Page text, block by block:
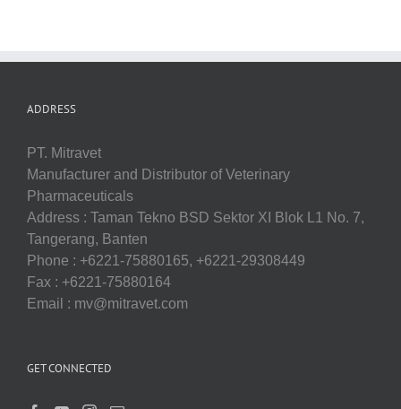
ADDRESS
PT. Mitravet
Manufacturer and Distributor of Veterinary
Pharmaceuticals
Address : Taman Tekno BSD Sektor XI Blok L1 No. 7,
Tangerang, Banten
Phone : +6221-75880165, +6221-29308449
Fax : +6221-75880164
Email : mv@mitravet.com
GET CONNECTED